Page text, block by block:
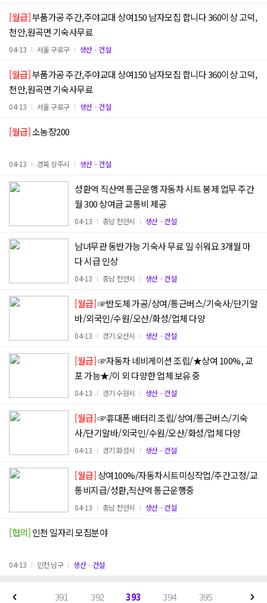
[월급]
천안,원곡면 기숙사무료
04-13 서울 구로구 생산ㆍ건설
[월급]
천안,원곡면 기숙사무료
04-13 서울 구로구 생산ㆍ건설
[월급]소농장200
04-13 경북 상주시 생산ㆍ건설
성환역 직산역 통근운행 자동차 시트 봉제 업무 주간
월 300 상여금 교통비 제공
04-13 충남 천안시 생산ㆍ건설
남녀무관 동반가능 기숙사 무료 일 쉬워요 3개월 마
다 시급 인상
04-13 충남 천안시 생산ㆍ건설
[월급]
바/외국인/수원/오산/화성/업체 다양
04-13 경기 오산시 생산ㆍ건설
[월급]
포 가능★/이 외 다양한 업체 보유 중
04-13 경기 수원시 생산ㆍ건설
[월급]
사/단기알바/외국인/수원/오산/화성/업체 다양
04-13 경기 화성시 생산ㆍ건설
[월급]
통비지급/성환,직산역 통근운행중
04-13 충남 천안시 생산ㆍ건설
[협의]인천 일자리 모집분야
04-13 인천 남구 생산ㆍ건설
391 392 393 394 395